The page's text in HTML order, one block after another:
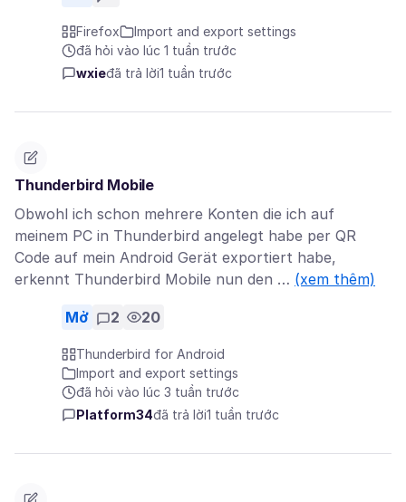
Firefox
Import and export settings
đã hỏi vào lúc 1 tuần trước
wxieđã trả lời1 tuần trước
Thunderbird Mobile
Obwohl ich schon mehrere Konten die ich auf
meinem PC in Thunderbird angelegt habe per QR
Code auf mein Android Gerät exportiert habe,
erkennt Thunderbird Mobile nun den … (xem thêm)
Mở 2 20
Thunderbird for Android
Import and export settings
đã hỏi vào lúc 3 tuần trước
Platform34đã trả lời1 tuần trước